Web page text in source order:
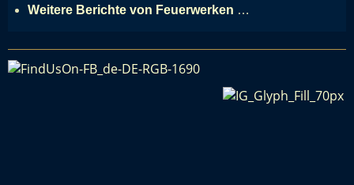
Weitere Berichte von Feuerwerken …